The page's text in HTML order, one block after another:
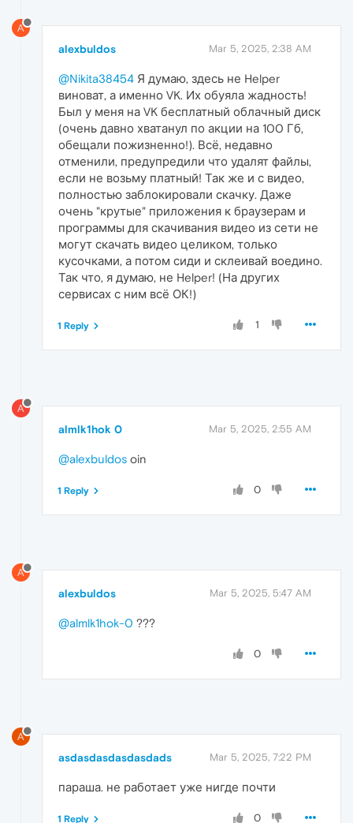
A
alexbuldos Mar 5, 2025, 2:38 AM
@Nikita38454 Я думаю, здесь не Helper
виноват, а именно VK. Их обуяла жадность!
Был у меня на VK бесплатный облачный диск
(очень давно хватанул по акции на 100 Гб,
обещали пожизненно!). Всё, недавно
отменили, предупредили что удалят файлы,
если не возьму платный! Так же и с видео,
полностью заблокировали скачку. Даже
очень "крутые" приложения к браузерам и
программы для скачивания видео из сети не
могут скачать видео целиком, только
кусочками, а потом сиди и склеивай воедино.
Так что, я думаю, не Helper! (На других
сервисах с ним всё ОК!)
1
1 Reply
A
almlk1hok 0 Mar 5, 2025, 2:55 AM
@alexbuldos oin
0
1 Reply
A
alexbuldos Mar 5, 2025, 5:47 AM
@almlk1hok-0 ???
0
A
asdasdasdasdasdads Mar 5, 2025, 7:22 PM
параша. не работает уже нигде почти
0
1 Reply